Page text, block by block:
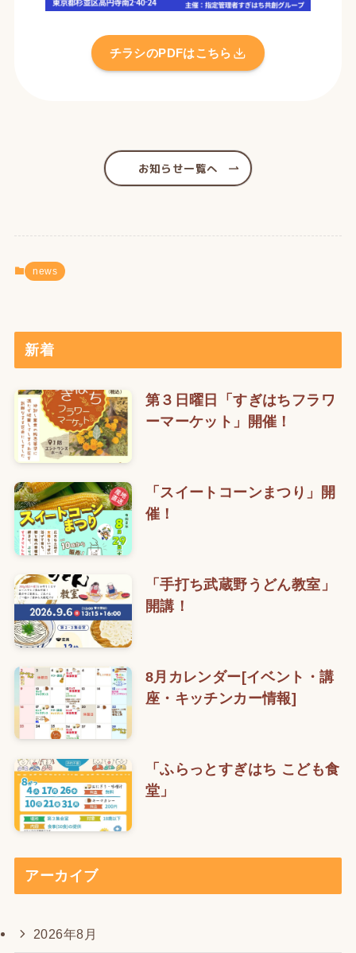
チラシのPDFはこちら
お知らせ一覧へ
news
新着
第３日曜日「すぎはちフラワ
ーマーケット」開催！
「スイートコーンまつり」開
催！
「手打ち武蔵野うどん教室」
開講！
8月カレンダー[イベント・講
座・キッチンカー情報]
「ふらっとすぎはち こども食
堂」
アーカイブ
2026年8月